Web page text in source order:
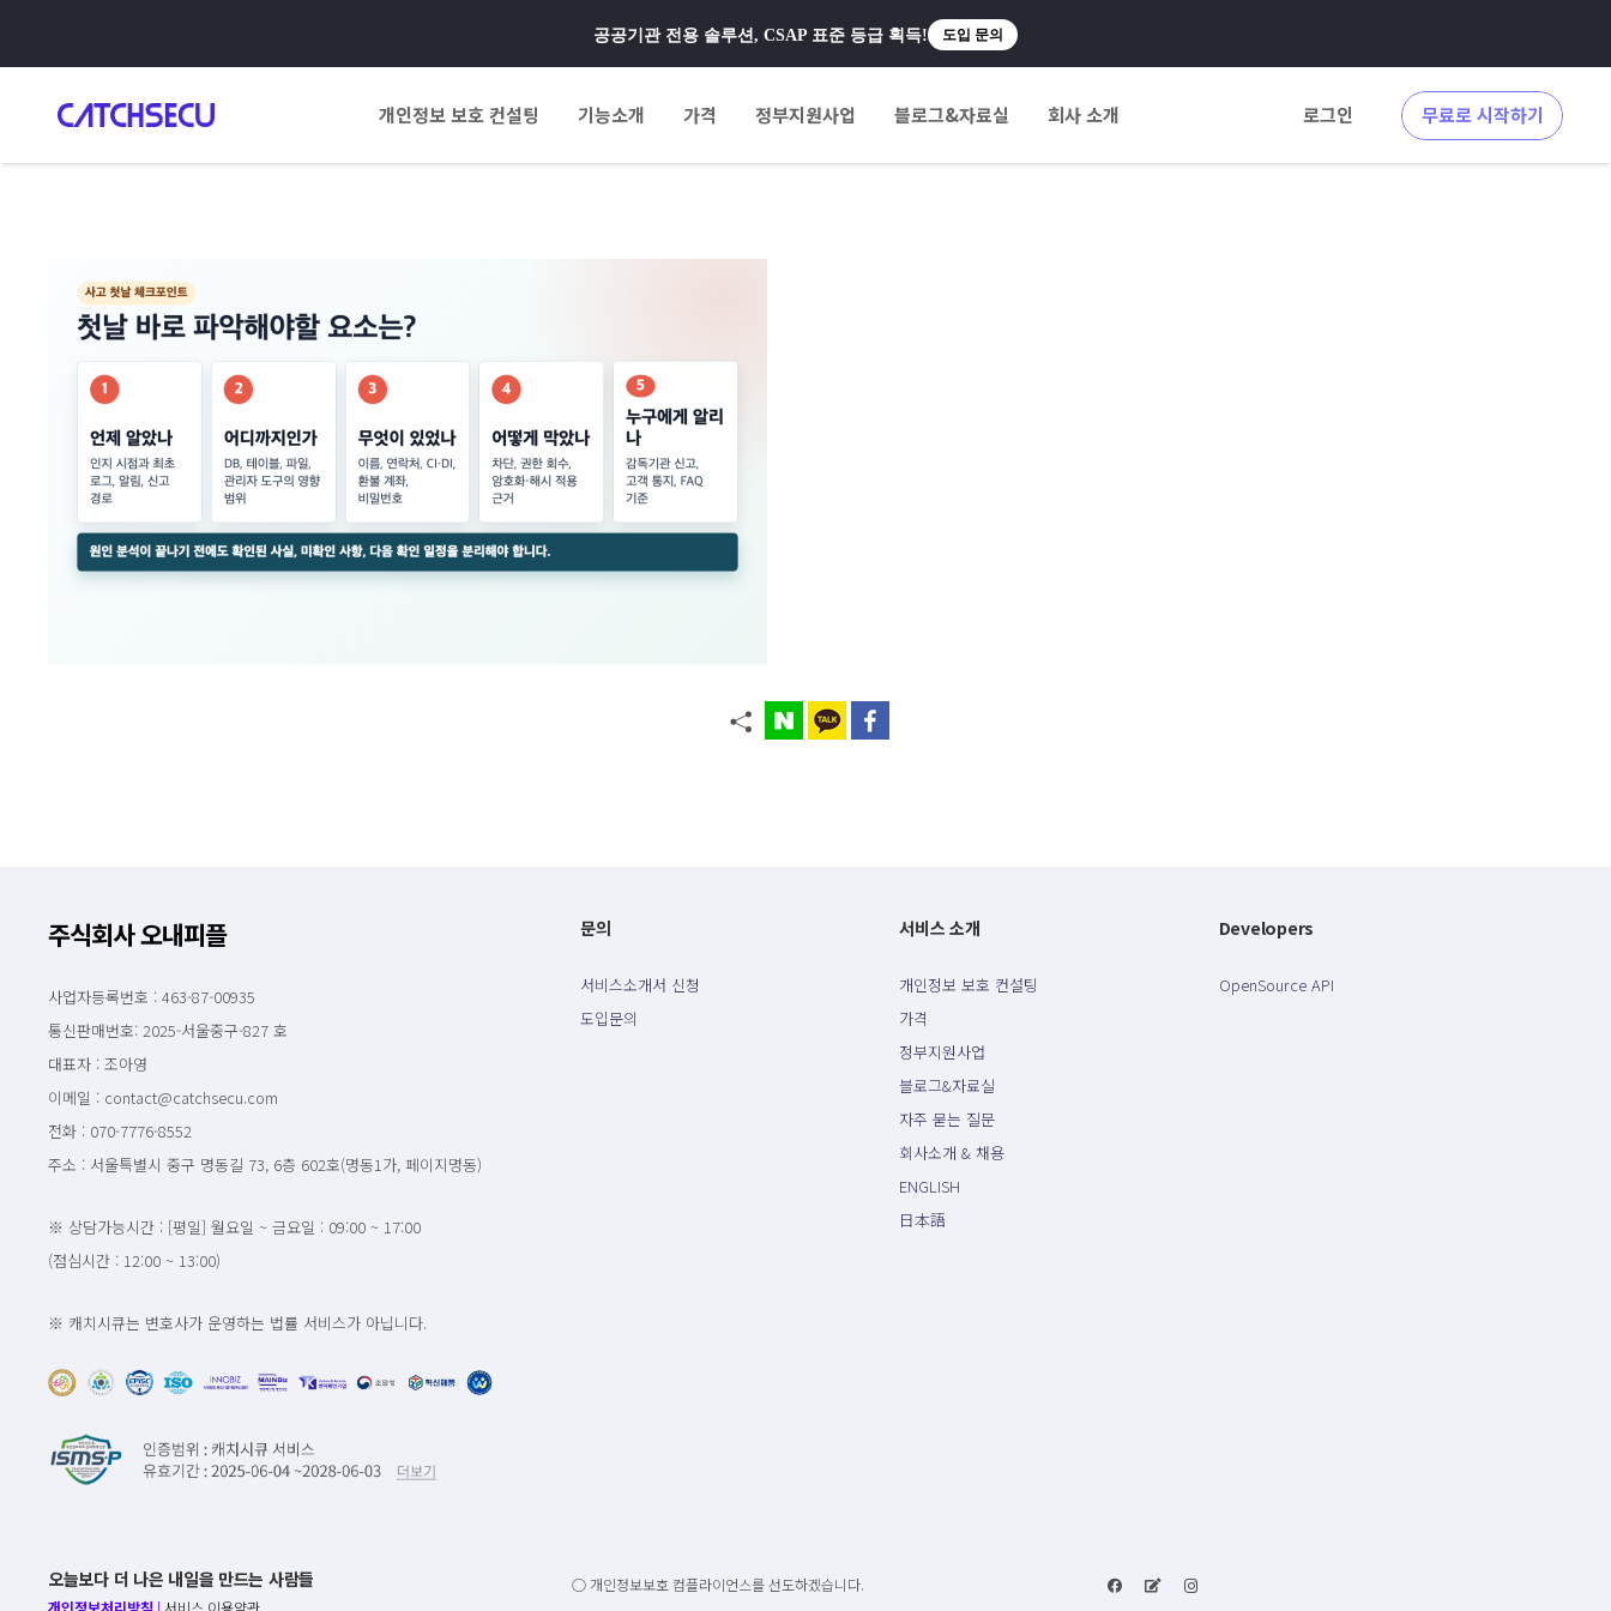
공공기관 전용 솔루션, CSAP 표준 등급 획득! 도입 문의
개인정보 보호 컨설팅 기능소개 가격 정부지원사업 블로그&자료실 회사 소개 로그인 무료로 시작하기
주식회사 오내피플
사업자등록번호 : 463-87-00935
통신판매번호: 2025-서울중구-827 호
대표자 : 조아영
이메일 : contact@catchsecu.com
전화 : 070-7776-8552
주소 : 서울특별시 중구 명동길 73, 6층 602호(명동1가, 페이지명동)
※ 상담가능시간 : [평일] 월요일 ~ 금요일 : 09:00 ~ 17:00
(점심시간 : 12:00 ~ 13:00)
※ 캐치시큐는 변호사가 운영하는 법률 서비스가 아닙니다.
문의
서비스소개서 신청
도입문의
서비스 소개
개인정보 보호 컨설팅
가격
정부지원사업
블로그&자료실
자주 묻는 질문
회사소개 & 채용
ENGLISH
日本語
Developers
OpenSource API
오늘보다 더 나은 내일을 만드는 사람들
개인정보처리방침 | 서비스 이용약관
○ 개인정보보호 컴플라이언스를 선도하겠습니다.